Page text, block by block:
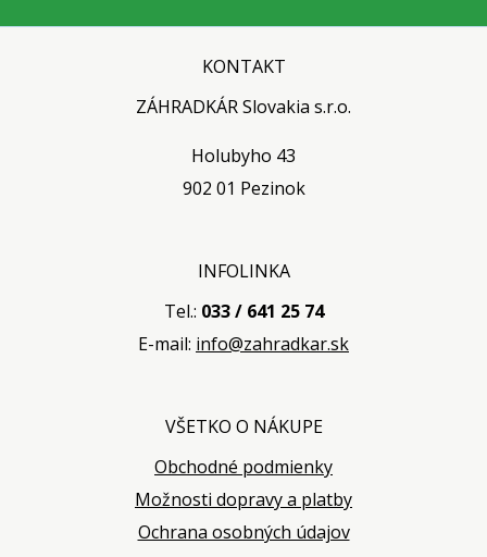
KONTAKT
ZÁHRADKÁR Slovakia s.r.o.
Holubyho 43
902 01 Pezinok
INFOLINKA
Tel.: 033 / 641 25 74
E-mail: info@zahradkar.sk
VŠETKO O NÁKUPE
Obchodné podmienky
Možnosti dopravy a platby
Ochrana osobných údajov